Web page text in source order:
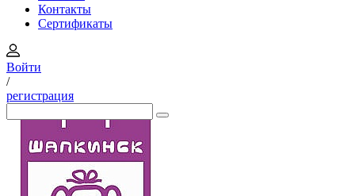
Контакты
Сертификаты
Войти
/
регистрация